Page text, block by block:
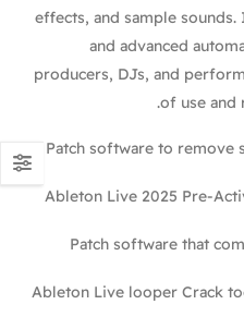
effects, and sample
and advanced
producers, DJs, and
of use and
Patch software to remove
Ableton Live 2025 Pre-
Patch software that
Ableton Live looper Crack